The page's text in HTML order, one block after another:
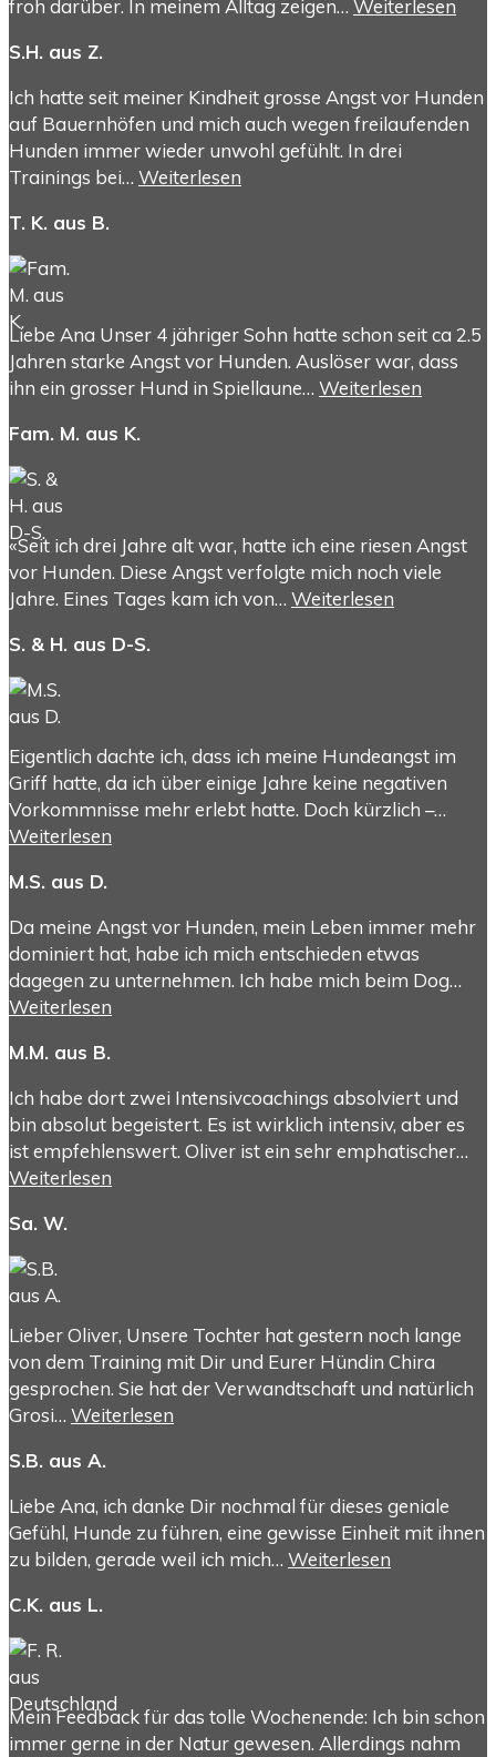
froh darüber. In meinem Alltag zeigen… Weiterlesen
S.H. aus Z.
Ich hatte seit meiner Kindheit grosse Angst vor Hunden
auf Bauernhöfen und mich auch wegen freilaufenden
Hunden immer wieder unwohl gefühlt. In drei
Trainings bei… Weiterlesen
T. K. aus B.
Liebe Ana Unser 4 jähriger Sohn hatte schon seit ca 2.5
Jahren starke Angst vor Hunden. Auslöser war, dass
ihn ein grosser Hund in Spiellaune… Weiterlesen
Fam. M. aus K.
«Seit ich drei Jahre alt war, hatte ich eine riesen Angst
vor Hunden. Diese Angst verfolgte mich noch viele
Jahre. Eines Tages kam ich von… Weiterlesen
S. & H. aus D-S.
Eigentlich dachte ich, dass ich meine Hundeangst im
Griff hatte, da ich über einige Jahre keine negativen
Vorkommnisse mehr erlebt hatte. Doch kürzlich –…
Weiterlesen
M.S. aus D.
Da meine Angst vor Hunden, mein Leben immer mehr
dominiert hat, habe ich mich entschieden etwas
dagegen zu unternehmen. Ich habe mich beim Dog…
Weiterlesen
M.M. aus B.
Ich habe dort zwei Intensivcoachings absolviert und
bin absolut begeistert. Es ist wirklich intensiv, aber es
ist empfehlenswert. Oliver ist ein sehr emphatischer…
Weiterlesen
Sa. W.
Lieber Oliver, Unsere Tochter hat gestern noch lange
von dem Training mit Dir und Eurer Hündin Chira
gesprochen. Sie hat der Verwandtschaft und natürlich
Grosi… Weiterlesen
S.B. aus A.
Liebe Ana, ich danke Dir nochmal für dieses geniale
Gefühl, Hunde zu führen, eine gewisse Einheit mit ihnen
zu bilden, gerade weil ich mich… Weiterlesen
C.K. aus L.
Mein Feedback für das tolle Wochenende: Ich bin schon
immer gerne in der Natur gewesen. Allerdings nahm